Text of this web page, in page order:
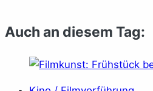
Auch an diesem Tag: